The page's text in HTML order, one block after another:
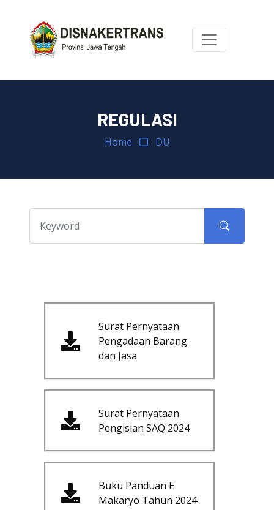
REGULASI
Home DU
Surat Pernyataan
Pengadaan Barang
dan Jasa
Surat Pernyataan
Pengisian SAQ 2024
Buku Panduan E
Makaryo Tahun 2024